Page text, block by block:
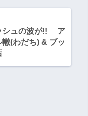
シュの波が!! ア
(わだち) & ブッ